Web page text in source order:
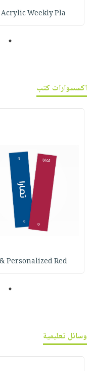
Acrylic Weekly Pla
1
اكسسوارات كتب
Personalized Red &
1
وسائل تعليمية